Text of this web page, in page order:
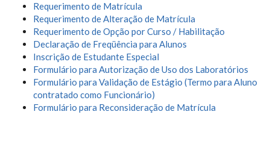
Requerimento de Matrícula
Requerimento de Alteração de Matrícula
Requerimento de Opção por Curso / Habilitação
Declaração de Freqüência para Alunos
Inscrição de Estudante Especial
Formulário para Autorização de Uso dos Laboratórios
Formulário para Validação de Estágio (Termo para Aluno
contratado como Funcionário)
Formulário para Reconsideração de Matrícula